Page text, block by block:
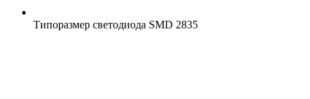
Типоразмер светодиода SMD 2835